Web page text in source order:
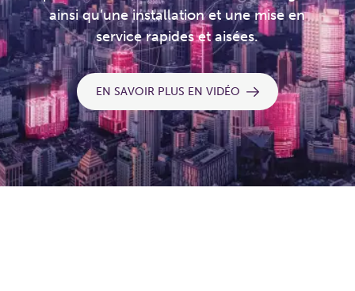
ainsi qu’une installation et une mise en
service rapides et aisées.
EN SAVOIR PLUS EN VIDÉO